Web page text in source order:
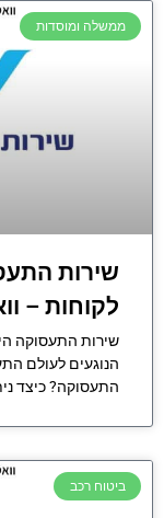
ממשלה ומוסדות
שירות
לקוחות –
שירות התעסוקה
הנוגעים לעולם
התעסוקה? כיצד
ביטוח רכב